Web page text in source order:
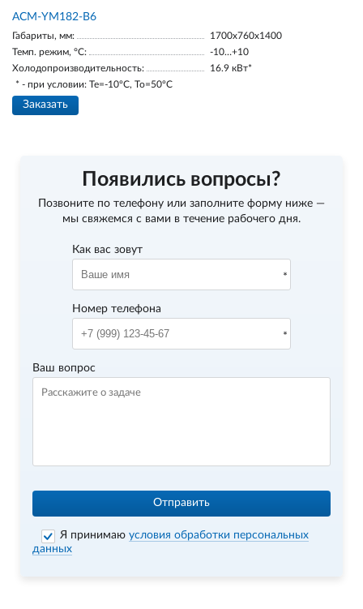
АСМ-YM182-В6
Габариты, мм:
1700х760х1400
Темп. режим, °С:
-10…+10
Холодопроизводительность:
16.9 кВт*
* - при условии: Te=-10ºC, To=50ºC
Заказать
Появились вопросы?
Позвоните по телефону или заполните форму ниже —
мы свяжемся с вами в течение рабочего дня.
Как вас зовут
Номер телефона
Ваш вопрос
Отправить
Я принимаюусловия обработки персональных
данных